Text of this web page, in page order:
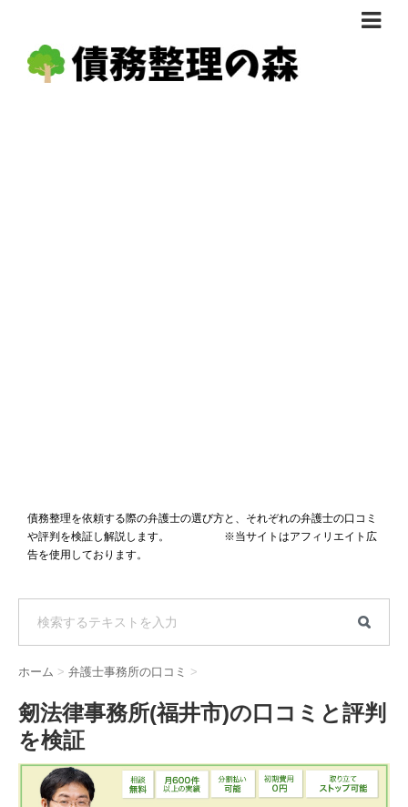
債務整理体験談
債務整理を依頼する際の弁護士の選び方と、それぞれの弁護士の口コミ
や評判を検証し解説します。 ※当サイトはアフィリエイト広
告を使用しております。
ホーム > 弁護士事務所の口コミ >
剱法律事務所(福井市)の口コミと評判
を検証